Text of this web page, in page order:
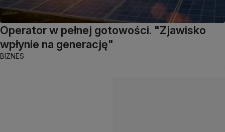
Operator w pełnej gotowości. "Zjawisko
wpłynie na generację"
BIZNES